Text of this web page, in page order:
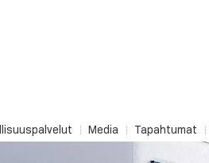
Media Tapahtumat